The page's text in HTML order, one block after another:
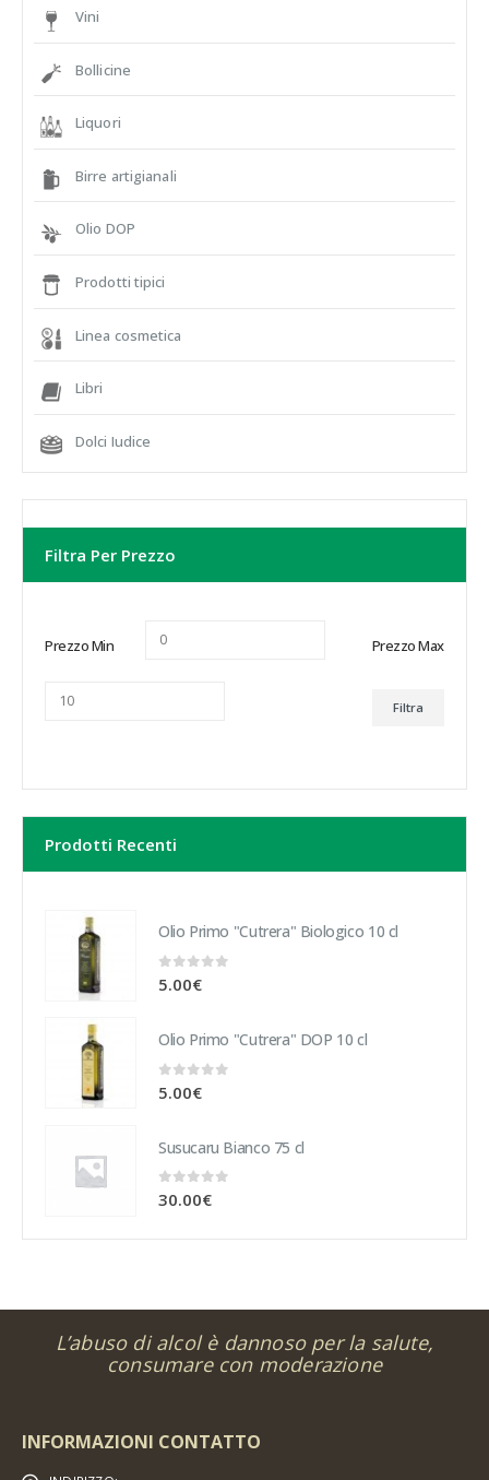
Vini
Bollicine
Liquori
Birre artigianali
Olio DOP
Prodotti tipici
Linea cosmetica
Libri
Dolci Iudice
Filtra Per Prezzo
Prezzo Min Prezzo Max
Filtra
Prodotti Recenti
Olio Primo "Cutrera" Biologico 10 cl
0 Su 5
5.00€
Olio Primo "Cutrera" DOP 10 cl
0 Su 5
5.00€
Susucaru Bianco 75 cl
0Su 5
30.00€
L’abuso di alcol è dannoso per la salute,
consumare con moderazione
INFORMAZIONI CONTATTO